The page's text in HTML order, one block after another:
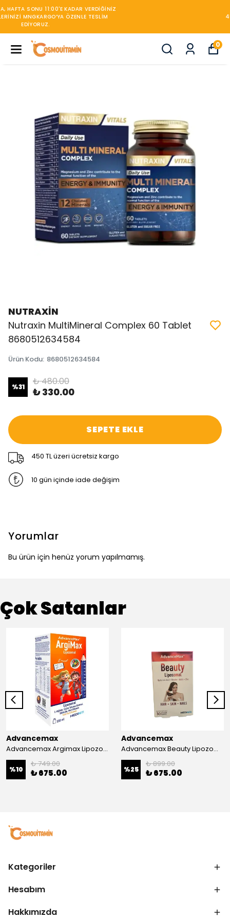
450TL ÜZERİ KARGO BEDAVA
0
NUTRAXİN
Nutraxin MultiMineral Complex 60 Tablet
8680512634584
Ürün Kodu: 8680512634584
%31 ₺ 480.00
₺ 330.00
SEPETE EKLE
450 TL üzeri ücretsiz kargo
10 gün içinde iade değişim
Yorumlar
Bu ürün için henüz yorum yapılmamış.
Çok Satanlar
Advancemax
Advancemax Argimax Lipozomal Sıvı 150 ml 8684375607587
%10
₺ 749.00
₺ 675.00
Advancemax
Advancemax Beauty Lipozomal Hyalüronik Asit Keratin Biotin Zn 30 Kapsül 8684375607556
%25
₺ 899.00
₺ 675.00
Kategoriler
Hesabım
Hakkımızda